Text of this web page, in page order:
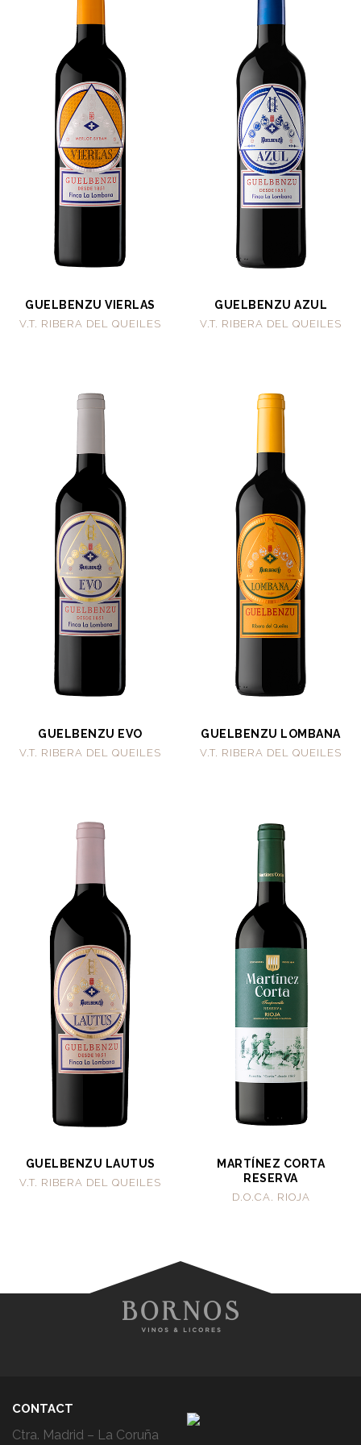
GUELBENZU VIERLAS
V.T. RIBERA DEL QUEILES
GUELBENZU AZUL
V.T. RIBERA DEL QUEILES
GUELBENZU EVO
V.T. RIBERA DEL QUEILES
GUELBENZU LOMBANA
V.T. RIBERA DEL QUEILES
GUELBENZU LAUTUS
V.T. RIBERA DEL QUEILES
MARTÍNEZ CORTA
RESERVA
D.O.CA. RIOJA
CONTACT
Ctra. Madrid – La Coruña